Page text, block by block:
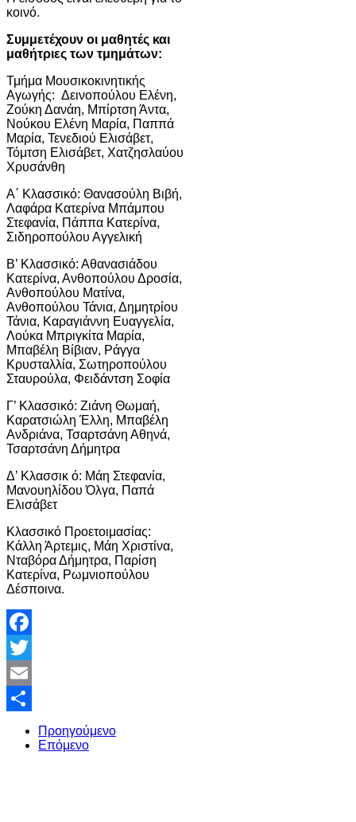
κοινό.
Συμμετέχουν οι μαθητές και
μαθήτριες των τμημάτων:
Τμήμα Μουσικοκινητικής
Αγωγής: Δεινοπούλου Ελένη,
Ζούκη Δανάη, Μπίρτση Άντα,
Νούκου Ελένη Μαρία, Παππά
Μαρία, Τενεδιού Ελισάβετ,
Τόμτση Ελισάβετ, Χατζησλαύου
Χρυσάνθη
Α΄ Κλασσικό: Θανασούλη Βιβή,
Λαφάρα Κατερίνα Μπάμπου
Στεφανία, Πάππα Κατερίνα,
Σιδηροπούλου Αγγελική
Β’ Κλασσικό: Αθανασιάδου
Κατερίνα, Ανθοπούλου Δροσία,
Ανθοπούλου Ματίνα,
Ανθοπούλου Τάνια, Δημητρίου
Τάνια, Καραγιάννη Ευαγγελία,
Λούκα Μπριγκίτα Μαρία,
Μπαβέλη Βίβιαν, Ράγγα
Κρυσταλλία, Σωτηροπούλου
Σταυρούλα, Φειδάντση Σοφία
Γ’ Κλασσικό: Ζιάνη Θωμαή,
Καρατσιώλη Έλλη, Μπαβέλη
Ανδριάνα, Τσαρτσάνη Αθηνά,
Τσαρτσάνη Δήμητρα
Δ’ Κλασσικ ό: Μάη Στεφανία,
Μανουηλίδου Όλγα, Παπά
Ελισάβετ
Κλασσικό Προετοιμασίας:
Κάλλη Άρτεμις, Μάη Χριστίνα,
Νταβόρα Δήμητρα, Παρίση
Κατερίνα, Ρωμνιοπούλου
Δέσποινα.
Facebook
Twitter
Email
Share
Προηγούμενο
Επόμενο